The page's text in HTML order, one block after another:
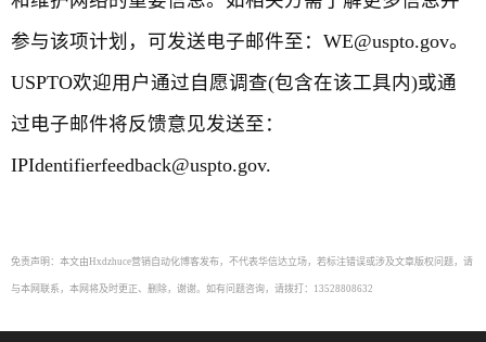
参与该项计划，可发送电子邮件至：WE@uspto.gov。
USPTO欢迎用户通过自愿调查(包含在该工具内)或通
过电子邮件将反馈意见发送至：
IPIdentifierfeedback@uspto.gov.
免责声明：本文由Hxdzhuce营销自动化博客发布，不代表华信达立场，若标注错误或涉及文章版权问题，请
与本网联系，本网将及时更正、删除，谢谢。如有问题咨询，请拨打：13528808632